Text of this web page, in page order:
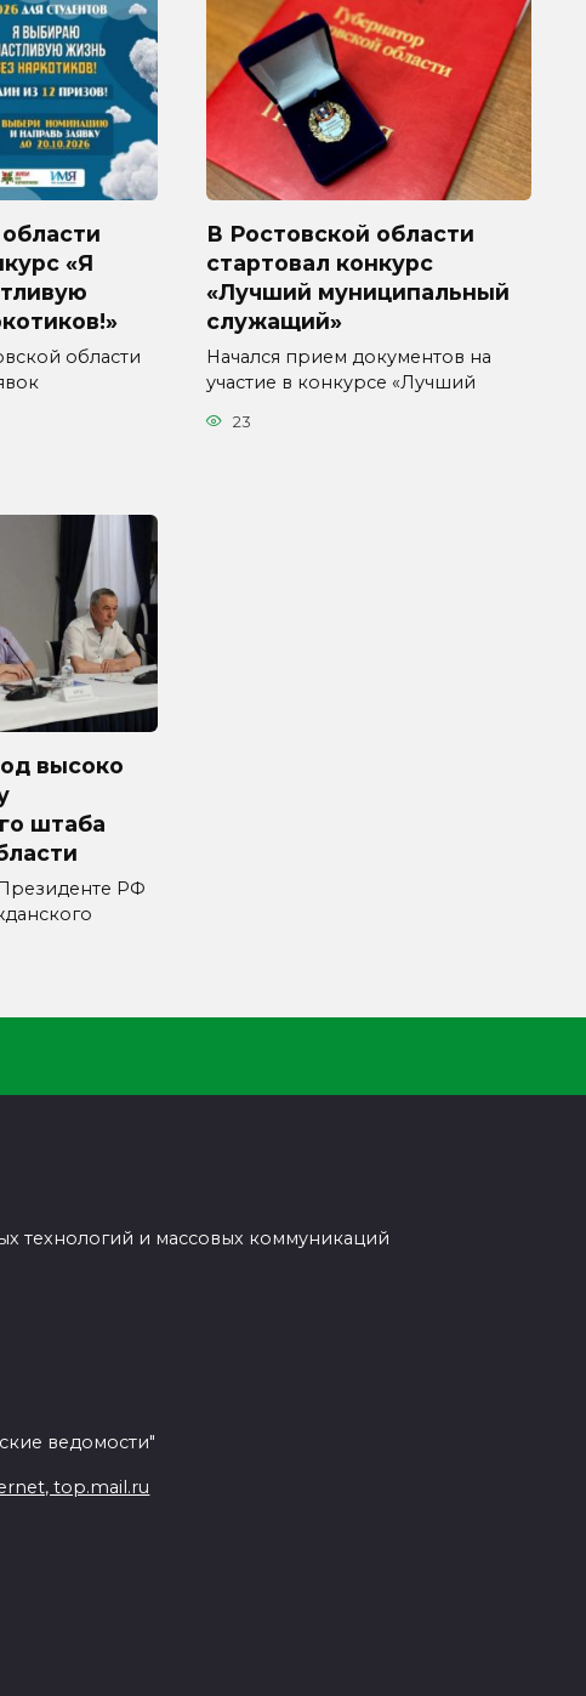
«Я
области
В Ростовской области
стартовал конкурс
«Лучший муниципальный
служащий»
Начался прием документов на
участие в конкурсе «Лучший
23
высоко
штаба
РФ
технологий и массовых коммуникаций
ведомости"
top.mail.ru